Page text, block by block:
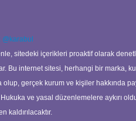
sitedeki içerikleri proaktif olarak
Bu internet sitesi, herhangi bir marka,
olup, gerçek kurum ve kişiler hakkında
ve yasal düzenlemelere aykırı